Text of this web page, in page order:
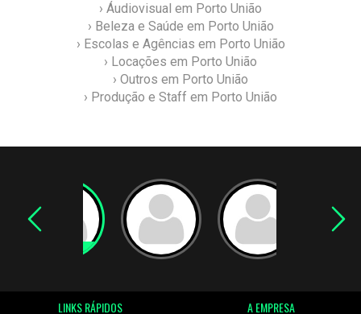
› Áudiovisual em Porto União
› Beleza e Saúde em Porto União
› Escolas e Agências em Porto União
› Locações em Porto União
› Outros em Porto União
› Produção e Staff em Porto União
LINKS RÁPIDOS A EMPRESA